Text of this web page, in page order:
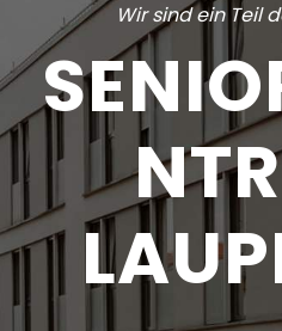
Wir sind ein Teil